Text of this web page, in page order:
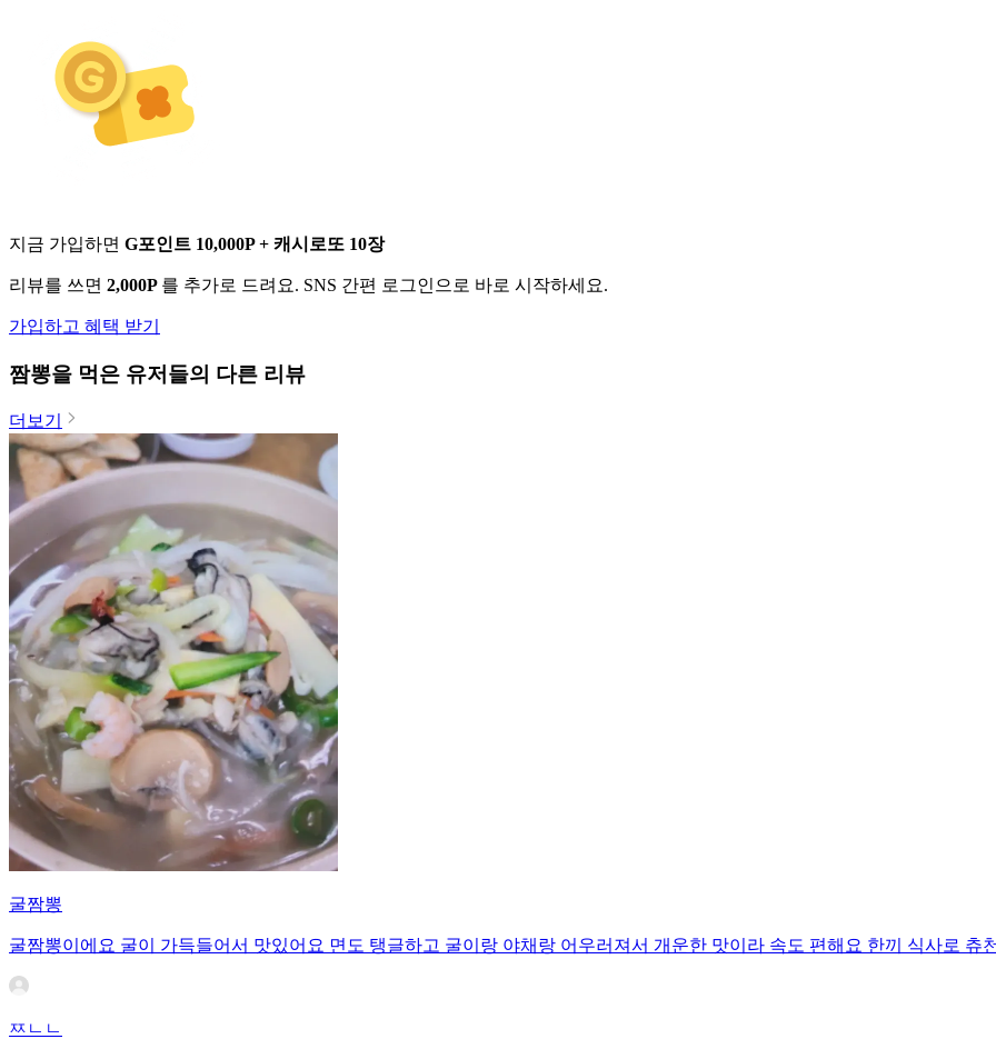
지금 가입하면 G포인트 10,000P + 캐시로또 10장
리뷰를 쓰면 2,000P 를 추가로 드려요. SNS 간편 로그인으로 바로 시작하세요.
가입하고 혜택 받기
짬뽕을 먹은 유저들의 다른 리뷰
더보기
굴짬뽕
굴짬뽕이에요 굴이 가득들어서 맛있어요 면도 탱글하고 굴이랑 야채랑 어우러져서 개운한 맛이라 속도 편해요 한끼 식사로 츄
ㅉㄴㄴ